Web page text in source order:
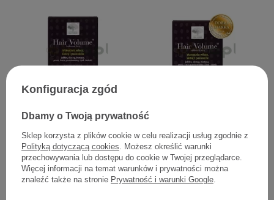
55,60 zł
1,85 zł / szt.
143,90 zł
1,60 zł / szt.
Konfiguracja zgód
Dbamy o Twoją prywatność
Sklep korzysta z plików cookie w celu realizacji usług zgodnie z
Polityką dotyczącą cookies . Możesz określić warunki
przechowywania lub dostępu do cookie w Twojej przeglądarce.
Więcej informacji na temat warunków i prywatności można
znaleźć także na stronie Prywatność i warunki Google